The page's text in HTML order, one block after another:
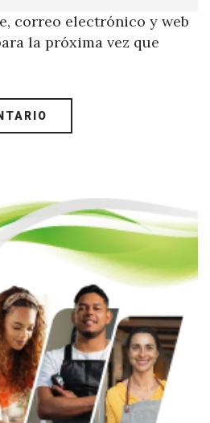
correo electrónico y web
la próxima vez que